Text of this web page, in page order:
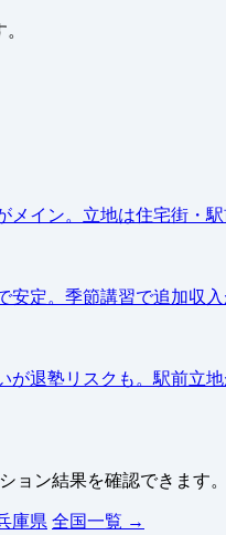
イン。立地は住宅街・駅
定。季節講習で追加収入
退塾リスクも。駅前立地
ョン結果を確認できます。
庫県 全国一覧 →